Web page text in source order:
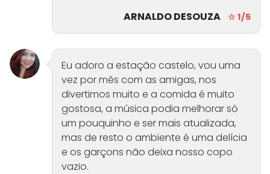
ARNALDO DESOUZA ☆ 1/5
Eu adoro a estação castelo, vou uma
vez por mês com as amigas, nos
divertimos muito e a comida é muito
gostosa, a música podia melhorar só
um pouquinho e ser mais atualizada,
mas de resto o ambiente é uma delícia
e os garçons não deixa nosso copo
vazio.